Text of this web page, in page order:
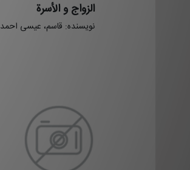
الزواج و الأسرة
نویسنده: قاسم، عیسی احمد